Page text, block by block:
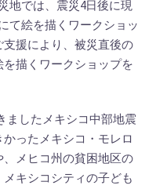
地では、震災4日後に現
て絵を描くワークショッ
援により、被災直後の
描くワークショップを
ましたメキシコ中部地震
ったメキシコ・モレロ
メヒコ州の貧困地区の
キシコシティの子ども